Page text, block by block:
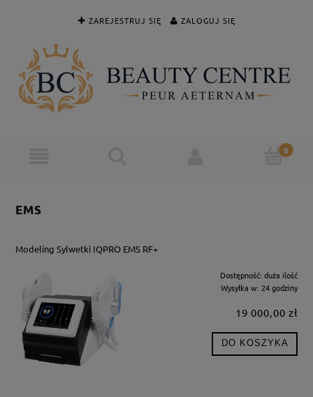
ZAREJESTRUJ SIĘ ZALOGUJ SIĘ
EMS
Modeling Sylwetki IQPRO EMS RF+
Dostępność: duża ilość
Wysyłka w: 24 godziny
19 000,00 zł
DO KOSZYKA